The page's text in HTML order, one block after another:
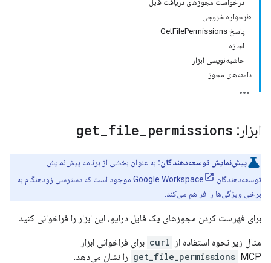
درخواست مجوزهای دریافت فایل
طرحواره خروجی
پاسخ GetFilePermissions
اجازه
حاشیه‌نویسی ابزار
دامنه‌های مجوز
ابزار: get file permissions
پیش‌نمایش توسعه‌دهندگان: به عنوان بخشی از برنامه پیش‌نمایش
توسعه‌دهندگان Google Workspace
موجود است که دسترسی زودهنگام به
برخی ویژگی‌ها را فراهم می‌کند.
برای فهرست کردن مجوزهای یک فایل درایو، این ابزار را فراخوانی کنید.
مثال زیر نحوه استفاده از curl برای فراخوانی ابزار
get_file_permissions MCP را نشان می‌دهد.